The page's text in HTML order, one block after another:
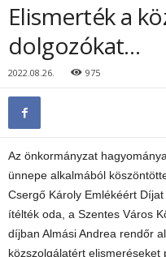
Elismerték a
dolgozókat…
2022.08.26. 975
Az önkormányzat
ünnepe alkalmából
Csergő Károly Emlékéért
ítélték oda, a Szentes Város
díjban Almási Andrea rendőr
közszolgálatért elismeréseket